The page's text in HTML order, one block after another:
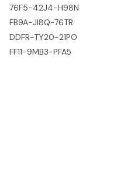
76F5-42J4-H98N
FB9A-JI8Q-76TR
DDFR-TY20-21PO
FF11-9MB3-PFA5